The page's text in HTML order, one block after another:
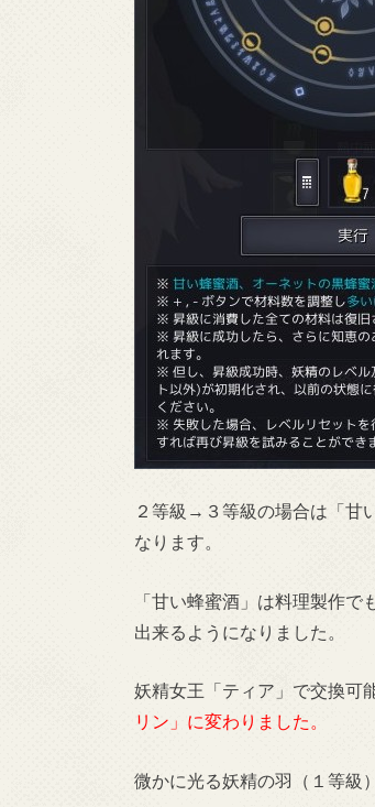
２等級→３等級の場合は「甘
なります。
「甘い蜂蜜酒」は料理製作
出来るようになりました。
妖精女王「ティア」で交換可
リン」に変わりました。
微かに光る妖精の羽（１等級